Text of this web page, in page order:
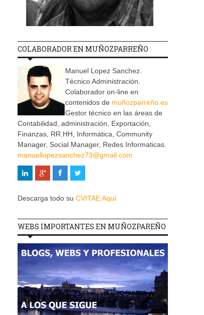
COLABORADOR EN MUÑOZPARREÑO
Manuel Lopez Sanchez.
Técnico Administración.
Colaborador on-line en
contenidos de muñozparreño.es
Gestor técnico en las áreas de
Contabilidad, administración, Exportación,
Finanzas, RR.HH, Informática, Community
Manager, Social Manager, Redes Informaticas.
manuellopezsanchez73@gmail.com
Descarga todo su CVITAE Aquí
WEBS IMPORTANTES EN MUÑOZPAREÑO